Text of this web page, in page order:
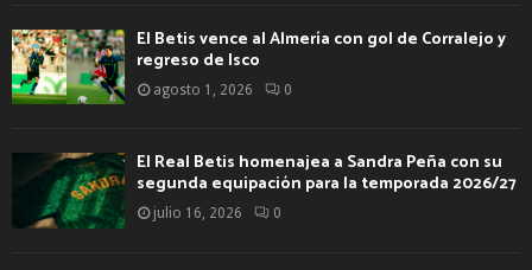
El Betis vence al Almería con gol de Corralejo y
regreso de Isco
agosto 1, 2026 0
El Real Betis homenajea a Sandra Peña con su
segunda equipación para la temporada 2026/27
julio 16, 2026 0